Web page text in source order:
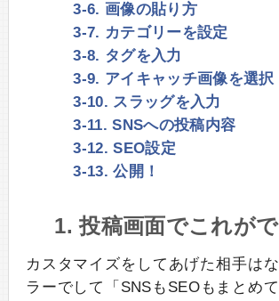
3-6. 画像の貼り方
3-7. カテゴリーを設定
3-8. タグを入力
3-9. アイキャッチ画像を選択
3-10. スラッグを入力
3-11. SNSへの投稿内容
3-12. SEO設定
3-13. 公開！
1. 投稿画面でこれがで
カスタマイズをしてあげた相手は
ラーでして「SNSもSEOもまとめ